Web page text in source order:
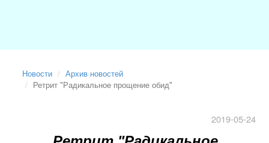
Новости
Архив новостей
Ретрит "Радикальное прощение обид"
2019-05-24